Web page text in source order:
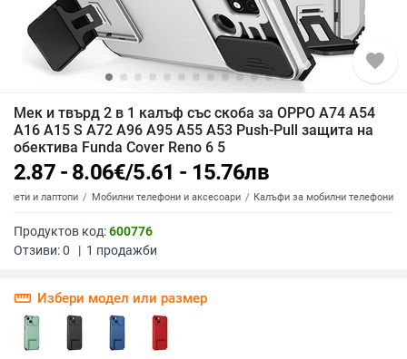
favorite
Мек и твърд 2 в 1 калъф със скоба за OPPO A74 A54
A16 A15 S A72 A96 A95 A55 A53 Push-Pull защита на
обектива Funda Cover Reno 6 5
2.87 - 8.06€/5.61 - 15.76лв
и лаптопи Мобилни телефони и аксесоари Калъфи за мобилни телефони
Продуктов код:600776
Отзиви:0 | 1 продажби
straighten Избери модел или размер